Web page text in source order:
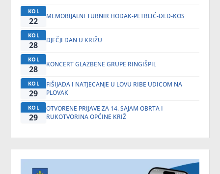
KOL
22 MEMORIJALNI TURNIR HODAK-PETRLIĆ-DED-KOS
KOL
28 DJEČJI DAN U KRIŽU
KOL
28 KONCERT GLAZBENE GRUPE RINGIŠPIL
KOL
29
FIŠIJADA I NATJECANJE U LOVU RIBE UDICOM NA
PLOVAK
KOL
29
OTVORENE PRIJAVE ZA 14. SAJAM OBRTA I
RUKOTVORINA OPĆINE KRIŽ